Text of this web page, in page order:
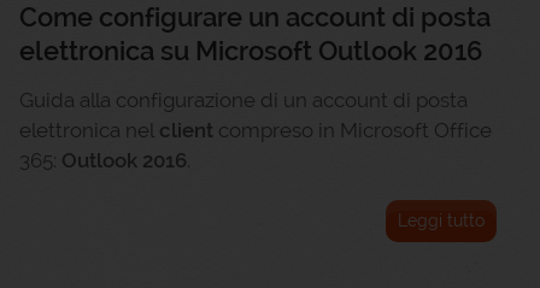
Come configurare un account di posta
elettronica su Microsoft Outlook 2016
Guida alla configurazione di un account di posta
elettronica nel client compreso in Microsoft Office
365: Outlook 2016.
Leggi tutto